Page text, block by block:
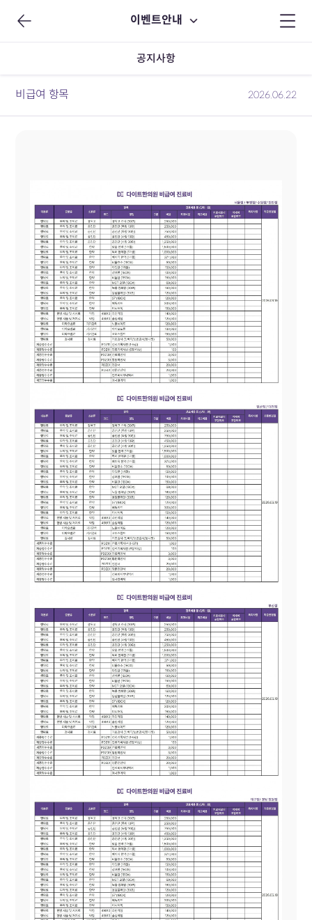
이벤트안내
공지사항
비급여 항목 2026.06.22